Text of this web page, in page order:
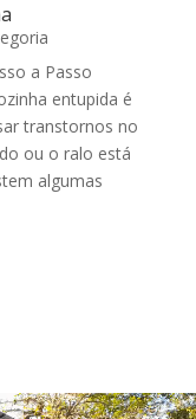
a Passo
entupida é
transtornos no
ou o ralo está
algumas